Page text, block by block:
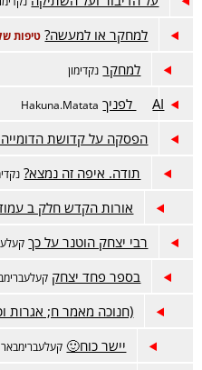
למחקר או למעשה? טיפות
למחקר נקדימון
AI לפניך Hakuna.Matata
הפסקה על קדושת
תודה. איפה זה נמצא?
אורות הקדש חלק ב
רבי יצחק הוטנר על כך
בספר פחד יצחק
(חנוכה מאמר ח; אגרות
יישר כוח🙂 קעלעברימבאר